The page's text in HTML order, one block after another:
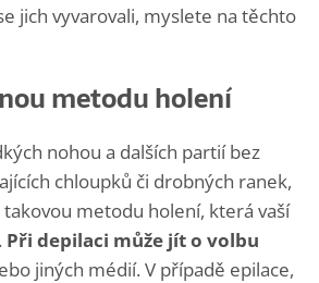
jich vyvarovali, myslete na těchto
metodu holení
nohou a dalších partií bez
chloupků či drobných ranek,
metodu holení, která vaší
Při depilaci může jít o volbu
jiných médií. V případě epilace,